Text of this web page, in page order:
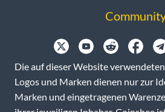
Die auf dieser Website
Logos und Marken dienen nur zur
Marken und eingetragenen